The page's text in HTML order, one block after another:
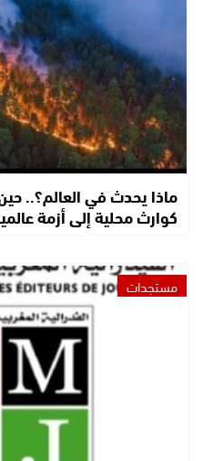
ماذا يحدث في العالم؟..
كوارث محلية إلى أزمة
مستجدات